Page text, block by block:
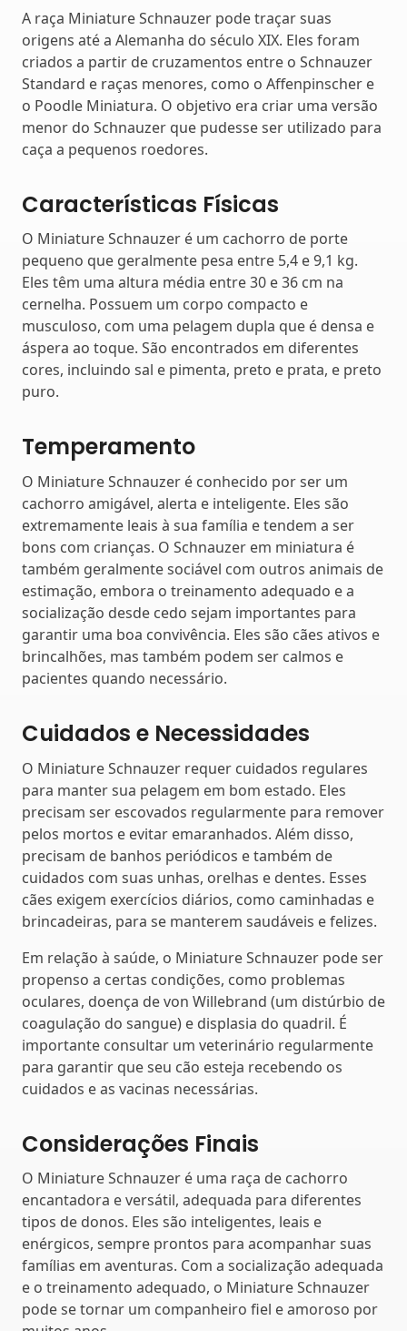
A raça Miniature Schnauzer pode traçar suas
origens até a Alemanha do século XIX. Eles foram
criados a partir de cruzamentos entre o Schnauzer
Standard e raças menores, como o Affenpinscher e
o Poodle Miniatura. O objetivo era criar uma versão
menor do Schnauzer que pudesse ser utilizado para
caça a pequenos roedores.
Características Físicas
O Miniature Schnauzer é um cachorro de porte
pequeno que geralmente pesa entre 5,4 e 9,1 kg.
Eles têm uma altura média entre 30 e 36 cm na
cernelha. Possuem um corpo compacto e
musculoso, com uma pelagem dupla que é densa e
áspera ao toque. São encontrados em diferentes
cores, incluindo sal e pimenta, preto e prata, e preto
puro.
Temperamento
O Miniature Schnauzer é conhecido por ser um
cachorro amigável, alerta e inteligente. Eles são
extremamente leais à sua família e tendem a ser
bons com crianças. O Schnauzer em miniatura é
também geralmente sociável com outros animais de
estimação, embora o treinamento adequado e a
socialização desde cedo sejam importantes para
garantir uma boa convivência. Eles são cães ativos e
brincalhões, mas também podem ser calmos e
pacientes quando necessário.
Cuidados e Necessidades
O Miniature Schnauzer requer cuidados regulares
para manter sua pelagem em bom estado. Eles
precisam ser escovados regularmente para remover
pelos mortos e evitar emaranhados. Além disso,
precisam de banhos periódicos e também de
cuidados com suas unhas, orelhas e dentes. Esses
cães exigem exercícios diários, como caminhadas e
brincadeiras, para se manterem saudáveis ​​e felizes.
Em relação à saúde, o Miniature Schnauzer pode ser
propenso a certas condições, como problemas
oculares, doença de von Willebrand (um distúrbio de
coagulação do sangue) e displasia do quadril. É
importante consultar um veterinário regularmente
para garantir que seu cão esteja recebendo os
cuidados e as vacinas necessárias.
Considerações Finais
O Miniature Schnauzer é uma raça de cachorro
encantadora e versátil, adequada para diferentes
tipos de donos. Eles são inteligentes, leais e
enérgicos, sempre prontos para acompanhar suas
famílias em aventuras. Com a socialização adequada
e o treinamento adequado, o Miniature Schnauzer
pode se tornar um companheiro fiel e amoroso por